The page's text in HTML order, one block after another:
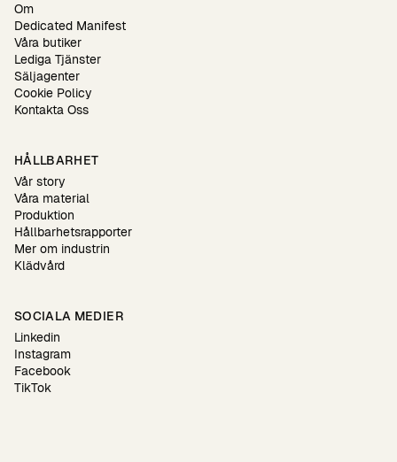
Om
Dedicated Manifest
Våra butiker
Lediga Tjänster
Säljagenter
Cookie Policy
Kontakta Oss
HÅLLBARHET
Vår story
Våra material
Produktion
Hållbarhetsrapporter
Mer om industrin
Klädvård
SOCIALA MEDIER
Linkedin
Instagram
Facebook
TikTok